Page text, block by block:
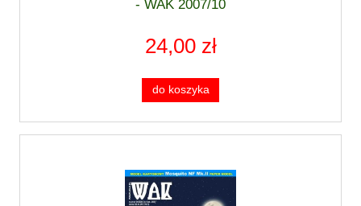
- WAK 2007/10
24,00 zł
do koszyka